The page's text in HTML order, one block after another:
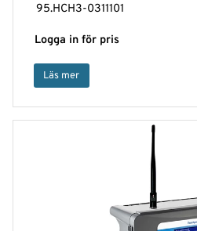
95.HCH3-0311101
Logga in för pris
Läs mer